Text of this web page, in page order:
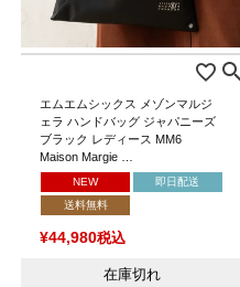
エムエムシックス メゾンマルジ
ェラ ハンドバッグ ジャパニーズ
ブラック レディース MM6
Maison Margie …
NEW
即日配送
送料無料
¥44,980税込
在庫切れ